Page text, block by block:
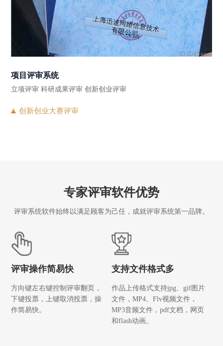
项目评审系统
立项评审 科研成果评审 创新创业评审
创新创业大赛评审
专家评审软件优势
评审系统软件始终以满足顾客为己任，成就评审系统第一品牌。
评审操作简易快
方向键左右键控制评审翻页，
下键投票，上键取消投票，操
作简易快。
支持文件格式多
作品上传格式支持jpg、gif图片
文件，MP4、Flv视频文件，
MP3音频文件，pdf文档，网页
和flash动画。